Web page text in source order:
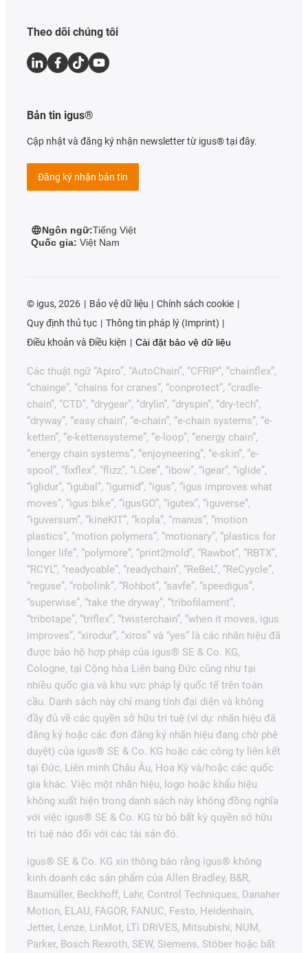
Theo dõi chúng tôi
Bản tin igus®
Cập nhật và đăng ký nhận newsletter từ igus® tại đây.
Đăng ký nhận bản tin
Ngôn ngữ:Tiếng Việt
Quốc gia: Việt Nam
© igus, 2026 Bảo vệ dữ liệu
Chính sách cookie
Quy định thủ tục
Thông tin pháp lý (Imprint)
Điều khoản và Điều kiện
Cài đặt bảo vệ dữ liệu
Các thuật ngữ “Apiro”, “AutoChain”, “CFRIP”, “chainflex”,
“chainge”, “chains for cranes”, “conprotect”, “cradle-
chain”, “CTD”, “drygear”, “drylin”, “dryspin”, “dry-tech”,
“dryway”, “easy chain”, “e-chain”, “e-chain systems”, “e-
ketten”, “e-kettensysteme”, “e-loop”, “energy chain”,
“energy chain systems”, “enjoyneering”, “e-skin”, “e-
spool”, “fixflex”, “flizz”, “i.Cee”, “ibow”, “igear”, “iglide”,
“iglidur”, “igubal”, “igumid”, “igus”, “igus improves what
moves”, “igus:bike”, “igusGO”, “igutex”, “iguverse”,
“iguversum”, “kineKIT”, “kopla”, “manus”, “motion
plastics”, “motion polymers”, “motionary”, “plastics for
longer life”, “polymore”, “print2mold”, “Rawbot”, “RBTX”,
“RCYL”, “readycable”, “readychain”, “ReBeL”, “ReCyycle”,
“reguse”, “robolink”, “Rohbot”, “savfe”, “speedigus”,
“superwise”, “take the dryway”, “tribofilament”,
“tribotape”, “triflex”, “twisterchain”, “when it moves, igus
improves”, “xirodur”, “xiros” và “yes” là các nhãn hiệu đã
được bảo hộ hợp pháp của igus® SE & Co. KG,
Cologne, tại Cộng hòa Liên bang Đức cũng như tại
nhiều quốc gia và khu vực pháp lý quốc tế trên toàn
cầu. Danh sách này chỉ mang tính đại diện và không
đầy đủ về các quyền sở hữu trí tuệ (ví dụ: nhãn hiệu đã
đăng ký hoặc các đơn đăng ký nhãn hiệu đang chờ phê
duyệt) của igus® SE & Co. KG hoặc các công ty liên kết
tại Đức, Liên minh Châu Âu, Hoa Kỳ và/hoặc các quốc
gia khác. Việc một nhãn hiệu, logo hoặc khẩu hiệu
không xuất hiện trong danh sách này không đồng nghĩa
với việc igus® SE & Co. KG từ bỏ bất kỳ quyền sở hữu
trí tuệ nào đối với các tài sản đó.
igus® SE & Co. KG xin thông báo rằng igus® không
kinh doanh các sản phẩm của Allen Bradley, B&R,
Baumüller, Beckhoff, Lahr, Control Techniques, Danaher
Motion, ELAU, FAGOR, FANUC, Festo, Heidenhain,
Jetter, Lenze, LinMot, LTi DRiVES, Mitsubishi, NUM,
Parker, Bosch Rexroth, SEW, Siemens, Stöber hoặc bất